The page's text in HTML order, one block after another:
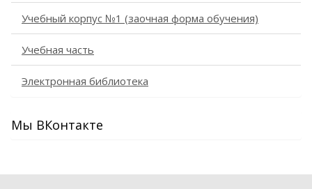
Учебный корпус №1 (заочная форма обучения)
Учебная часть
Электронная библиотека
Мы ВКонтакте